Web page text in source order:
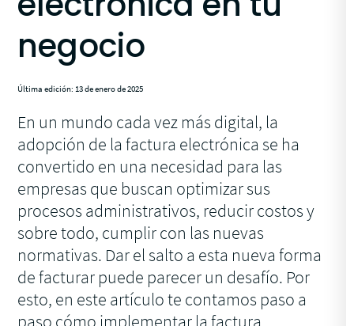
negocio
Última edición: 13 de enero de 2025
En un mundo cada vez más digital, la
adopción de la factura electrónica se ha
convertido en una necesidad para las
empresas que buscan optimizar sus
procesos administrativos, reducir costos y
sobre todo, cumplir con las nuevas
normativas. Dar el salto a esta nueva forma
de facturar puede parecer un desafío. Por
esto, en este artículo te contamos paso a
paso cómo implementar la factura